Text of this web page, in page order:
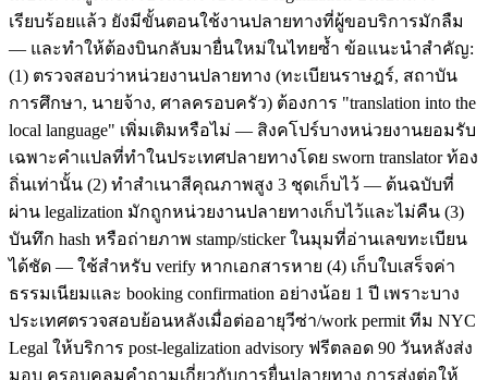
เรียบร้อยแล้ว ยังมีขั้นตอนใช้งานปลายทางที่ผู้ขอบริการมักลืม
— และทำให้ต้องบินกลับมายื่นใหม่ในไทยซ้ำ ข้อแนะนำสำคัญ:
(1) ตรวจสอบว่าหน่วยงานปลายทาง (ทะเบียนราษฎร์, สถาบัน
การศึกษา, นายจ้าง, ศาลครอบครัว) ต้องการ "translation into the
local language" เพิ่มเติมหรือไม่ — สิงคโปร์บางหน่วยงานยอมรับ
เฉพาะคำแปลที่ทำในประเทศปลายทางโดย sworn translator ท้อง
ถิ่นเท่านั้น (2) ทำสำเนาสีคุณภาพสูง 3 ชุดเก็บไว้ — ต้นฉบับที่
ผ่าน legalization มักถูกหน่วยงานปลายทางเก็บไว้และไม่คืน (3)
บันทึก hash หรือถ่ายภาพ stamp/sticker ในมุมที่อ่านเลขทะเบียน
ได้ชัด — ใช้สำหรับ verify หากเอกสารหาย (4) เก็บใบเสร็จค่า
ธรรมเนียมและ booking confirmation อย่างน้อย 1 ปี เพราะบาง
ประเทศตรวจสอบย้อนหลังเมื่อต่ออายุวีซ่า/work permit ทีม NYC
Legal ให้บริการ post-legalization advisory ฟรีตลอด 90 วันหลังส่ง
มอบ ครอบคลุมคำถามเกี่ยวกับการยื่นปลายทาง การส่งต่อให้